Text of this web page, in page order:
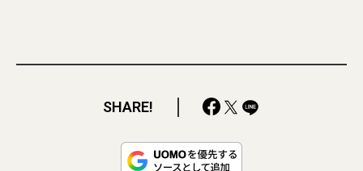
SHARE!